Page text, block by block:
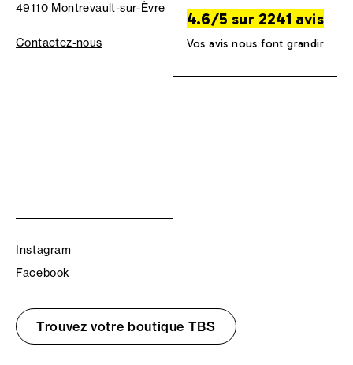
49110 Montrevault-sur-Èvre
Contactez-nous
4.6/5 sur 2241 avis
Vos avis nous font grandir
Instagram
Facebook
Trouvez votre boutique TBS